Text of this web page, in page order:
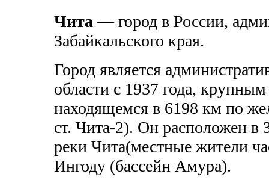
Чита — город в России,
Забайкальского края.
Город является
области с 1937 года,
находящемся в 6198 км по
ст. Чита-2). Он расположен в
реки Чита(местные жители
Ингоду (бассейн Амура).